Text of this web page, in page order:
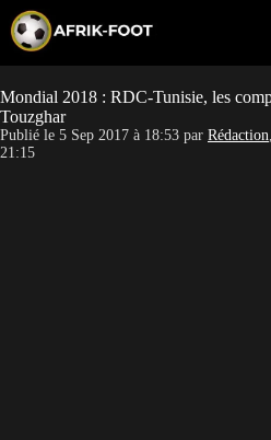
p
t
o
c
o
CAN
Mondial 2018 : RDC-Tunisie, les
Touzghar
Publié le 5 Sep 2017 à 18:53 par Rédaction
21:15